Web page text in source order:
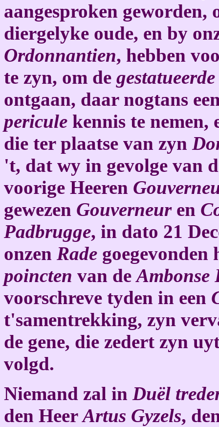
aangesproken geworden,
diergelyke oude, en by
Ordonnantien, hebben
te zyn, om de gestatueerde
ontgaan, daar nogtans
pericule kennis te nemen,
die ter plaatse van zyn
't, dat wy in gevolge van
voorige Heeren
gewezen Gouverneuren
Padbrugge, in dato 21
onzen Rade goegevonden
poincten van deAmbonse
voorschreve tyden in een
t'samentrekking, zyn
de gene, die zedert zyn
volgd.
Niemand zal in Duël
den HeerArtus Gyzels,